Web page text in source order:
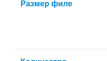
Размер филе